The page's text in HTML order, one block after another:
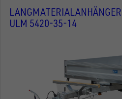
LANGMATERIALANHÄNGER
ULM 5420-35-14